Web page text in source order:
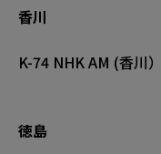
香川
K-74 NHK AM (香
徳島